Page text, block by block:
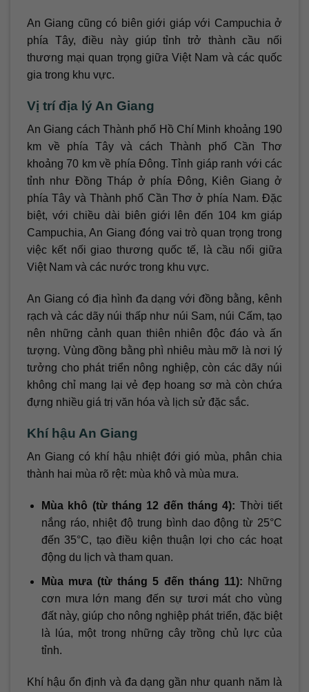
An Giang cũng có biên giới giáp với Campuchia ở
phía Tây, điều này giúp tỉnh trở thành cầu nối
thương mại quan trọng giữa Việt Nam và các quốc
gia trong khu vực.
Vị trí địa lý An Giang
An Giang cách Thành phố Hồ Chí Minh khoảng 190
km về phía Tây và cách Thành phố Cần Thơ
khoảng 70 km về phía Đông. Tỉnh giáp ranh với các
tỉnh như Đồng Tháp ở phía Đông, Kiên Giang ở
phía Tây và Thành phố Cần Thơ ở phía Nam. Đặc
biệt, với chiều dài biên giới lên đến 104 km giáp
Campuchia, An Giang đóng vai trò quan trọng trong
việc kết nối giao thương quốc tế, là cầu nối giữa
Việt Nam và các nước trong khu vực.
An Giang có địa hình đa dạng với đồng bằng, kênh
rạch và các dãy núi thấp như núi Sam, núi Cấm, tạo
nên những cảnh quan thiên nhiên độc đáo và ấn
tượng. Vùng đồng bằng phì nhiêu màu mỡ là nơi lý
tưởng cho phát triển nông nghiệp, còn các dãy núi
không chỉ mang lại vẻ đẹp hoang sơ mà còn chứa
đựng nhiều giá trị văn hóa và lịch sử đặc sắc.
Khí hậu An Giang
An Giang có khí hậu nhiệt đới gió mùa, phân chia
thành hai mùa rõ rệt: mùa khô và mùa mưa.
Mùa khô (từ tháng 12 đến tháng 4): Thời tiết
nắng ráo, nhiệt độ trung bình dao động từ 25°C
đến 35°C, tạo điều kiện thuận lợi cho các hoạt
động du lịch và tham quan.
Mùa mưa (từ tháng 5 đến tháng 11): Những
cơn mưa lớn mang đến sự tươi mát cho vùng
đất này, giúp cho nông nghiệp phát triển, đặc biệt
là lúa, một trong những cây trồng chủ lực của
tỉnh.
Khí hậu ổn định và đa dạng gần như quanh năm là